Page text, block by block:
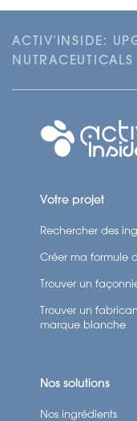
ACTIV'INSIDE:
NUTRACEUTICALS
Votre projet
Rechercher des
Créer ma formule
Trouver un
Trouver un
marque blanche
Nos solutions
Nos ingrédients